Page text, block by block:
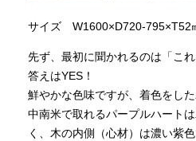
サイズ W1600×D720-795×T52
先ず、最初に聞かれるのは「こ
答えはYES！
鮮やかな色味ですが、着色をし
中南米で取れるパープルハート
く、木の内側（心材）は濃い紫色